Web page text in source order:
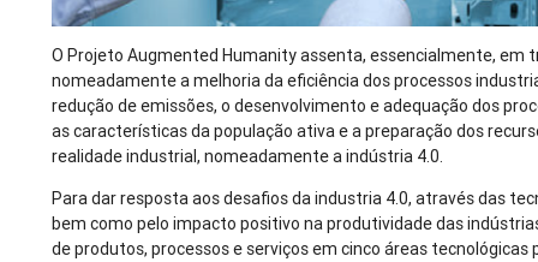
O Projeto Augmented Humanity assenta, essencialmente, em
nomeadamente a melhoria da eficiência dos processos
redução de emissões, o desenvolvimento e adequação dos
as características da população ativa e a preparação dos
realidade industrial, nomeadamente a indústria 4.0.
Para dar resposta aos desafios da industria 4.0, através das
bem como pelo impacto positivo na produtividade das
de produtos, processos e serviços em cinco áreas tecnológicas